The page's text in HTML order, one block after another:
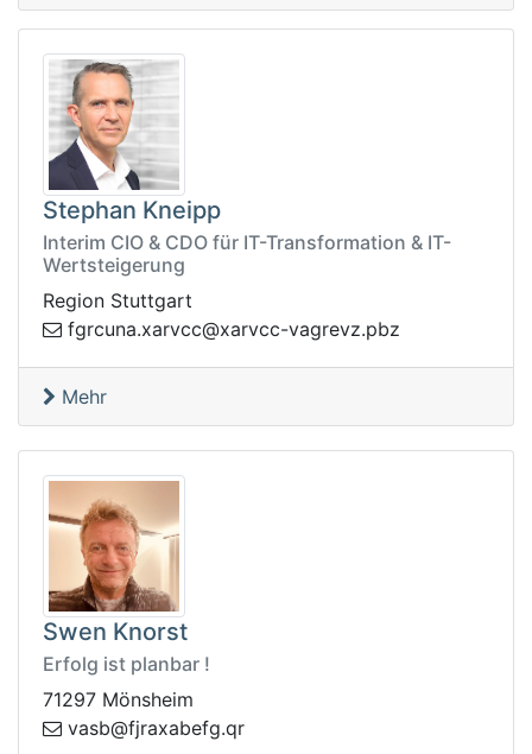
Stephan Kneipp
Interim CIO & CDO für IT-Transformation & IT-
Wertsteigerung
Region Stuttgart
zbp.zve
rgav-ccvrax@ccvrax.anucrgf
Mehr
Swen Knorst
Erfolg ist planbar !
71297 Mönsheim
rq.gfebaxarjf@b
sav